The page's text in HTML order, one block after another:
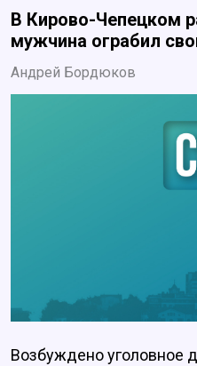
В Кирово-Чепецком
мужчина ограбил
Андрей Бордюков
Возбуждено уголовное